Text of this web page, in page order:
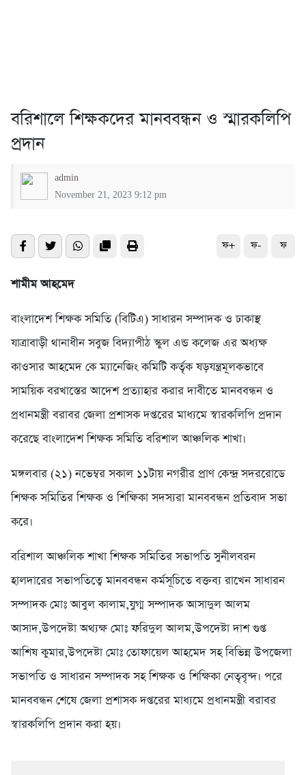
বরিশালে শিক্ষকদের মানববন্ধন ও স্মারকলিপি
প্রদান
admin
November 21, 2023 9:12 pm
ফ+ ফ- ফ
শামীম আহমেদ
বাংলাদেশ শিক্ষক সমিতি (বিটিএ) সাধারন সম্পাদক ও ঢাকাস্থ
যাত্রাবাড়ী থানাধীন সবুজ বিদ্যাপীঠ স্কুল এন্ড কলেজ এর অধ্যক্ষ
কাওসার আহমেদ কে ম্যানেজিং কমিটি কর্তৃক ষড়যন্ত্রমূলকভাবে
সাময়িক বরখাস্তের আদেশ প্রত্যাহার করার দাবীতে মানববন্ধন ও
প্রধানমন্ত্রী বরাবর জেলা প্রশাসক দপ্তরের মাধ্যমে স্বারকলিপি প্রদান
করেছে বাংলাদেশ শিক্ষক সমিতি বরিশাল আঞ্চলিক শাখা।
মঙ্গলবার (২১) নভেম্বর সকাল ১১টায় নগরীর প্রাণ কেন্দ্র সদররোডে
শিক্ষক সমিতির শিক্ষক ও শিক্ষিকা সদস্যরা মানববন্ধন প্রতিবাদ সভা
করে।
বরিশাল আঞ্চলিক শাখা শিক্ষক সমিতির সভাপতি সুনীলবরন
হালদারের সভাপতিত্বে মানববন্ধন কর্মসূচিতে বক্তব্য রাখেন সাধারন
সম্পাদক মোঃ আবুল কালাম,যুগ্ম সম্পাদক আসাদুল আলম
আসাদ,উপদেষ্টা অথ্যক্ষ মোঃ ফরিদুল আলম,উপদেষ্টা দাশ গুপ্ত
আশিষ কুমার,উপদেষ্টা মোঃ তোফায়েল আহমেদ সহ বিভিন্ন উপজেলা
সভাপতি ও সাধারন সম্পাদক সহ শিক্ষক ও শিক্ষিকা নেতৃবৃন্দ। পরে
মানববন্ধন শেষে জেলা প্রশাসক দপ্তরের মাধ্যমে প্রধানমন্ত্রী বরাবর
স্বারকলিপি প্রদান করা হয়।